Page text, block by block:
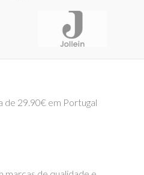
de 29.90€ em Portugal